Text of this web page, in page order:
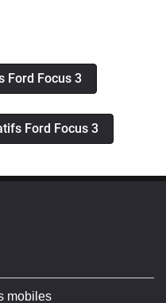
Ford Focus 3
Ford Focus 3
mobiles